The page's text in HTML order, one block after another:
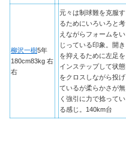
柳沢一樹5年
180cm83kg 右
右
元々は制球難を克服す
るためにいろいろと考
えながらフォームをい
じっている印象。開き
を抑えるために左足を
インステップして状態
をクロスしながら投げ
ているが柔らかさが無
く強引に力で捻ってい
る感じ。140km台